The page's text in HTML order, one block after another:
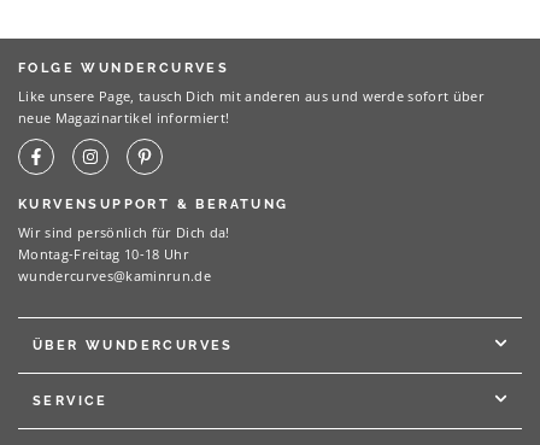
FOLGE WUNDERCURVES
Like unsere Page, tausch Dich mit anderen aus und werde sofort über
neue Magazinartikel informiert!
KURVENSUPPORT & BERATUNG
Wir sind persönlich für Dich da!
Montag-Freitag 10-18 Uhr
wundercurves@kaminrun.de
ÜBER WUNDERCURVES
SERVICE